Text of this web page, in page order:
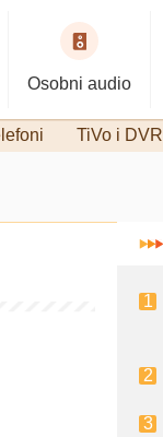
Osobni audio
TiVo i DVR